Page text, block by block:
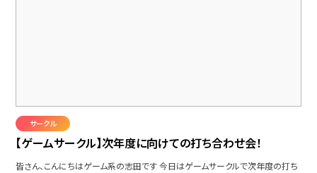
サークル
【ゲームサークル】次年度に向けての打ち合わせ会！
皆さん、こんにちはゲーム系の志田です 今日はゲームサークルで次年度の打ち